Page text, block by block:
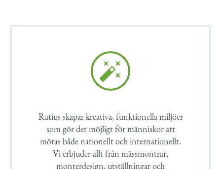


Ratius skapar kreativa, funktionella miljöer
som gör det möjligt för människor att
mötas både nationellt och internationellt.
Vi erbjuder allt från mässmontrar,
monterdesign, utställningar och